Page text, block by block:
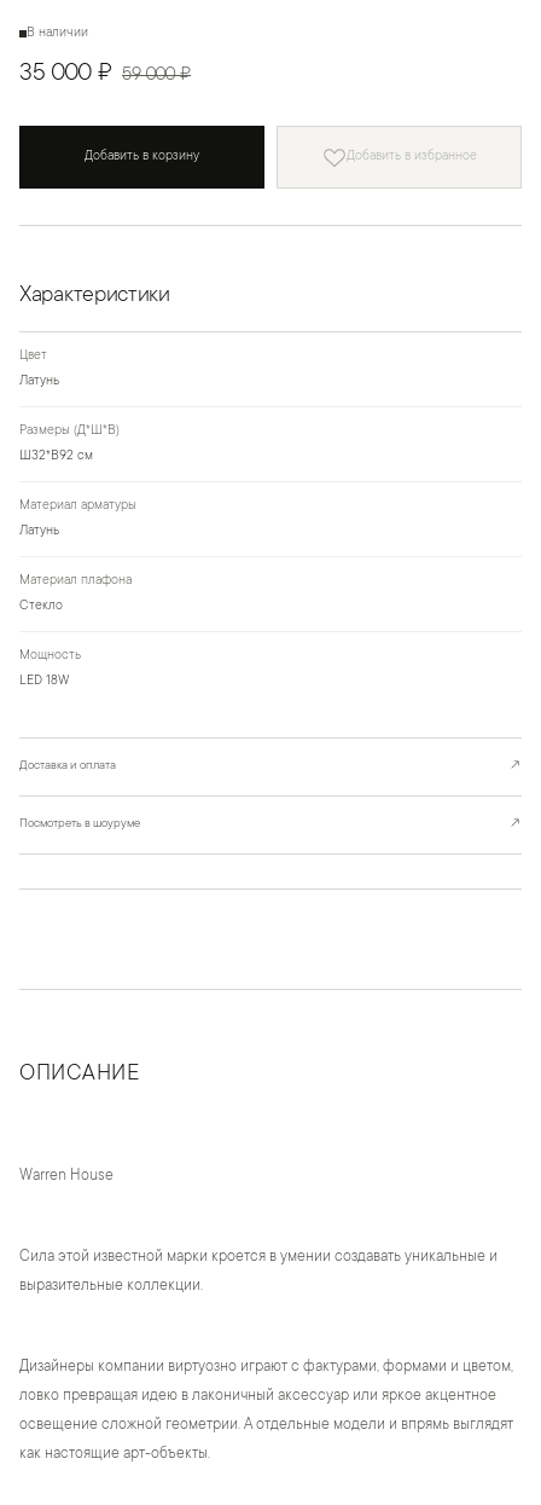
В наличии
35 000 ₽ 59 000 ₽
Добавить в корзину Добавить в избранное
Характеристики
Цвет
Латунь
Размеры (Д*Ш*В)
Ш32*В92 см
Материал арматуры
Латунь
Материал плафона
Стекло
Мощность
LED 18W
Доставка и оплата ↗
Посмотреть в шоуруме ↗
ОПИСАНИЕ
Warren House
Сила этой известной марки кроется в умении создавать уникальные и
выразительные коллекции.
Дизайнеры компании виртуозно играют с фактурами, формами и цветом,
ловко превращая идею в лаконичный аксессуар или яркое акцентное
освещение сложной геометрии. А отдельные модели и впрямь выглядят
как настоящие арт-объекты.